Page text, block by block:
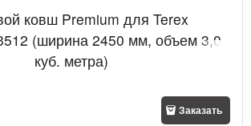
ковш Premium для Terex
(ширина 2450 мм, объем 3,0
куб. метра)
Заказать